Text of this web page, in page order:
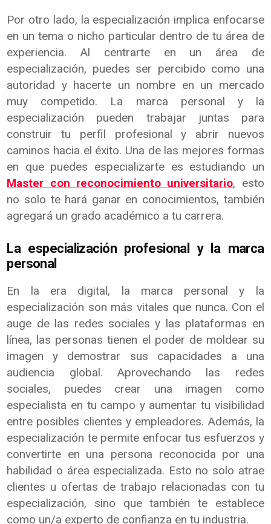
Por otro lado, la especialización implica enfocarse
en un tema o nicho particular dentro de tu área de
experiencia. Al centrarte en un área de
especialización, puedes ser percibido como una
autoridad y hacerte un nombre en un mercado
muy competido. La marca personal y la
especialización pueden trabajar juntas para
construir tu perfil profesional y abrir nuevos
caminos hacia el éxito. Una de las mejores formas
en que puedes especializarte es estudiando un
Master con reconocimiento universitario, esto
no solo te hará ganar en conocimientos, también
agregará un grado académico a tu carrera.
La especialización profesional y la marca
personal
En la era digital, la marca personal y la
especialización son más vitales que nunca. Con el
auge de las redes sociales y las plataformas en
línea, las personas tienen el poder de moldear su
imagen y demostrar sus capacidades a una
audiencia global. Aprovechando las redes
sociales, puedes crear una imagen como
especialista en tu campo y aumentar tu visibilidad
entre posibles clientes y empleadores. Además, la
especialización te permite enfocar tus esfuerzos y
convertirte en una persona reconocida por una
habilidad o área especializada. Esto no solo atrae
clientes u ofertas de trabajo relacionadas con tu
especialización, sino que también te establece
como un/a experto de confianza en tu industria.